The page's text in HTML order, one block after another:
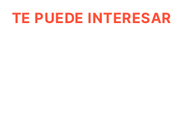
TE PUEDE INTERESAR